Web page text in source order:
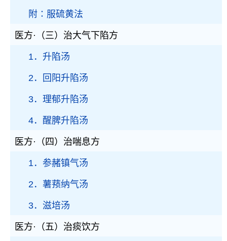
附∶服硫黄法
医方·（三）治大气下陷方
1．升陷汤
2．回阳升陷汤
3．理郁升陷汤
4．醒脾升陷汤
医方·（四）治喘息方
1．参赭镇气汤
2．薯蓣纳气汤
3．滋培汤
医方·（五）治痰饮方